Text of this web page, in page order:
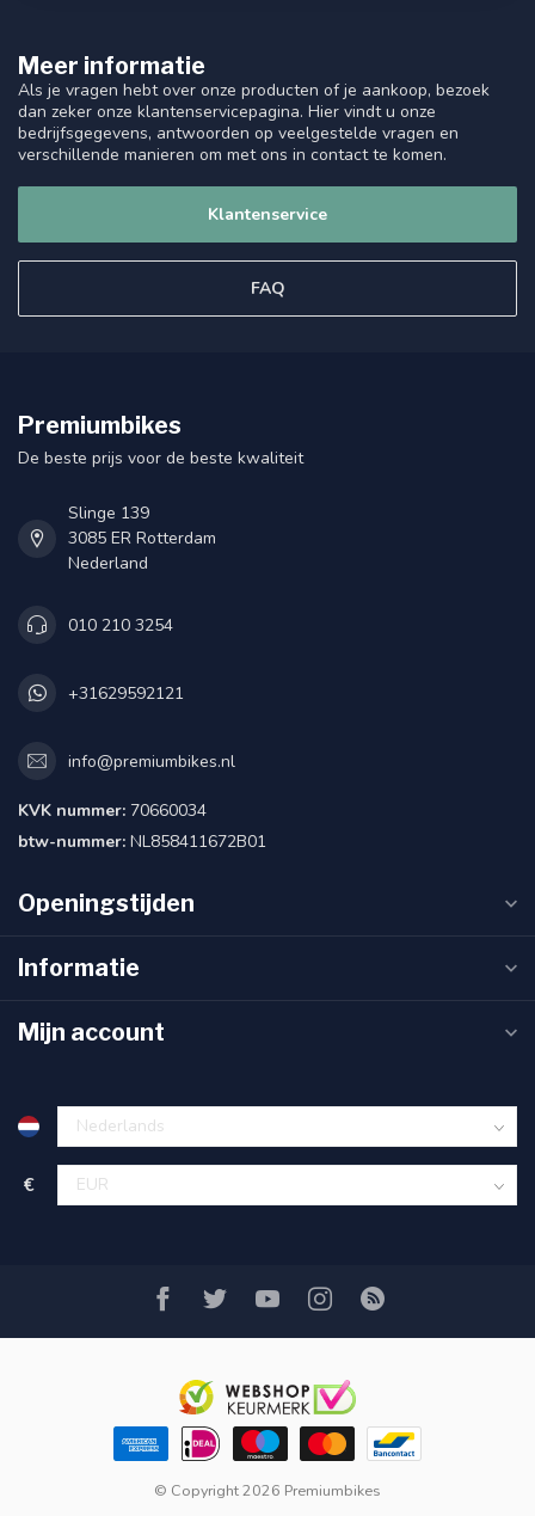
Meer informatie
Als je vragen hebt over onze producten of je aankoop, bezoek
dan zeker onze klantenservicepagina. Hier vindt u onze
bedrijfsgegevens, antwoorden op veelgestelde vragen en
verschillende manieren om met ons in contact te komen.
Klantenservice
FAQ
Premiumbikes
De beste prijs voor de beste kwaliteit
Slinge 139
3085 ER Rotterdam
Nederland
010 210 3254
+31629592121
info@premiumbikes.nl
KVK nummer: 70660034
btw-nummer: NL858411672B01
Openingstijden
Informatie
Mijn account
€
© Copyright 2026 Premiumbikes